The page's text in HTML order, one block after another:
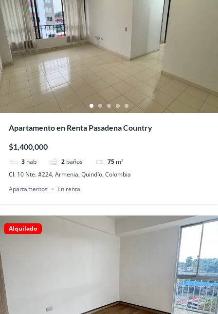
Apartamento en Renta Pasadena Country
$1,400,000
3 hab 2 baños 75 m²
Cl. 10 Nte. #224, Armenia, Quindío, Colombia
Apartamentos
En renta
Alquilado